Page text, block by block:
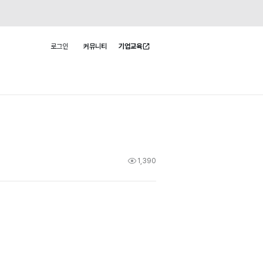
로그인 커뮤니티 기업교육
1,390